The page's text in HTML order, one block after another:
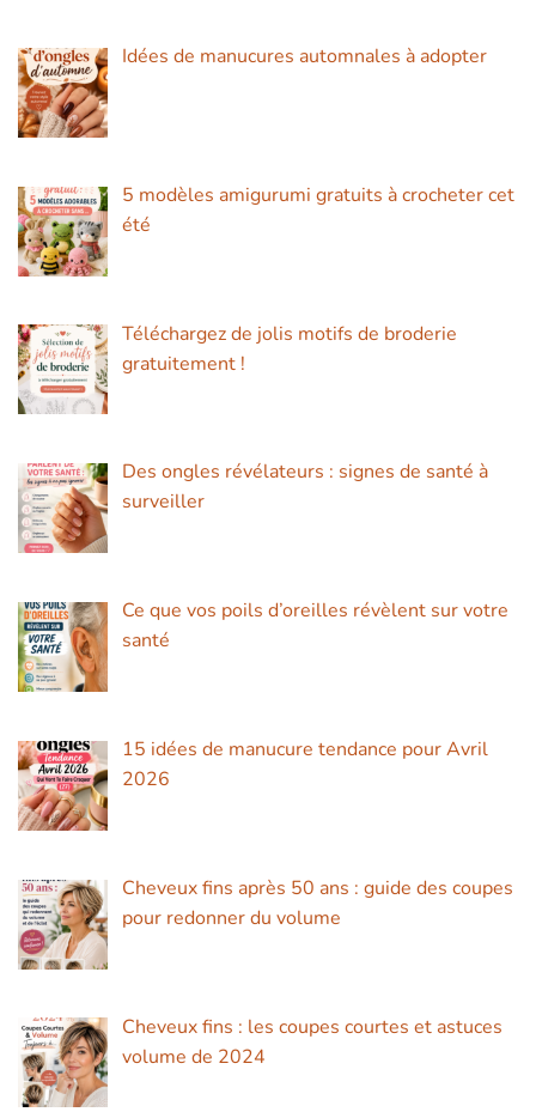
Idées de manucures automnales à adopter
5 modèles amigurumi gratuits à crocheter cet
été
Téléchargez de jolis motifs de broderie
gratuitement !
Des ongles révélateurs : signes de santé à
surveiller
Ce que vos poils d’oreilles révèlent sur votre
santé
15 idées de manucure tendance pour Avril
2026
Cheveux fins après 50 ans : guide des coupes
pour redonner du volume
Cheveux fins : les coupes courtes et astuces
volume de 2024